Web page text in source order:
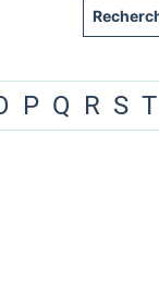
P Q R S T